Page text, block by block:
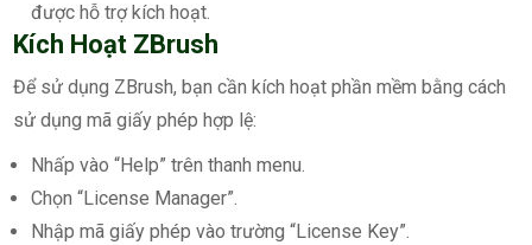
được hỗ trợ kích hoạt.
Kích Hoạt ZBrush
Để sử dụng ZBrush, bạn cần kích hoạt phần mềm bằng cách
sử dụng mã giấy phép hợp lệ:
Nhấp vào “Help” trên thanh menu.
Chọn “License Manager”.
Nhập mã giấy phép vào trường “License Key”.